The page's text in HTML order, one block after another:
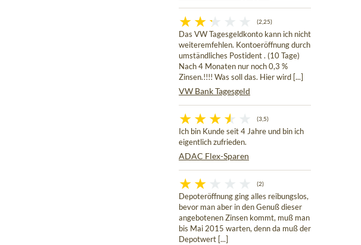
(2,25)
Das VW Tagesgeldkonto kann ich nicht
weiteremfehlen. Kontoeröffnung durch
umständliches Postident . (10 Tage)
Nach 4 Monaten nur noch 0,3 %
Zinsen.!!!! Was soll das. Hier wird [...]
VW Bank Tagesgeld
(3,5)
Ich bin Kunde seit 4 Jahre und bin ich
eigentlich zufrieden.
ADAC Flex-Sparen
(2)
Depoteröffnung ging alles reibungslos,
bevor man aber in den Genuß dieser
angebotenen Zinsen kommt, muß man
bis Mai 2015 warten, denn da muß der
Depotwert [...]